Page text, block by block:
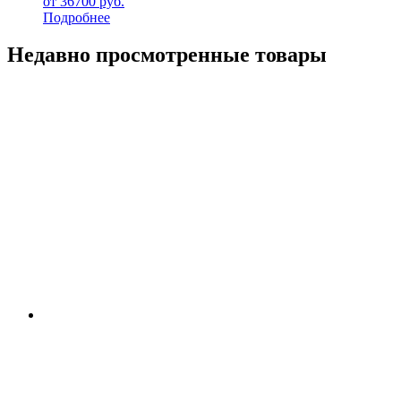
Подробнее
Недавно просмотренные товары